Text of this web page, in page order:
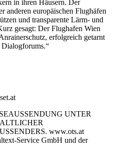
in ihren Häusern. Der
anderen europäischen Flughäfen
und transparente Lärm- und
gesagt: Der Flughafen Wien
erfolgreich getarnt
Dialogforums.“
UNTER
www.ots.at
Service GmbH und der